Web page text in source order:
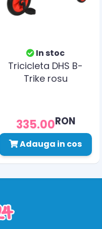
In stoc
Tricicleta DHS B-
Trike rosu
335.00RON
Adauga in cos